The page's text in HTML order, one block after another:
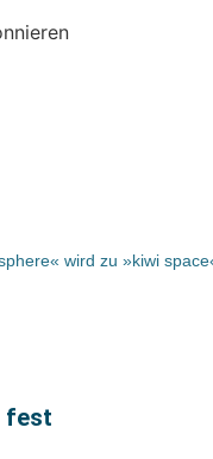
wird zu »kiwi
fest